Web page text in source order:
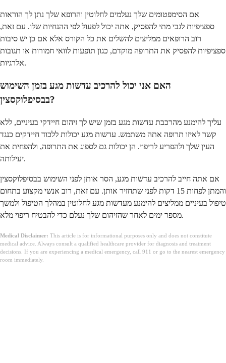
אם הסימפטומים שלך נעלמים לחלוטין והרופא שלך נתן לך הוראות
ספציפיות לגבי מתי להפסיק, אתה יכול לפעול לפי ההנחיות שלו. עם זאת,
רוב הרופאים ממליצים להשלים את כל הקורס אלא אם כן יש סיבות
ספציפיות להפסיק את התרופה מוקדם, כגון תופעות לוואי חמורות או תגובות
אלרגיות.
האם אני יכול להרכיב עדשות מגע בזמן השימוש
בבסיפלוקסצין?
עליך להימנע מהרכבת עדשות מגע בזמן שיש לך זיהום חיידקי בעיניים, ללא
קשר לאיזו תרופה אתה משתמש. עדשות מגע יכולות ללכוד חיידקים כנגד
העין שלך ולהפריע לריפוי. הן יכולות גם לספוג את התרופה, ולהפחית את
יעילותה.
אם אתה חייב להרכיב עדשות מגע, הסר אותן לפני השימוש בבסיפלוקסצין
והמתן לפחות 15 דקות לפני שתחזיר אותן. עם זאת, רוב אנשי מקצוע בתחום
טיפול בעיניים ממליצים להימנע מעדשות מגע לחלוטין במהלך הטיפול ולמשך
מספר ימים לאחר שהזיהום שלך נעלם כדי להבטיח ריפוי מלא.
Medical Disclaimer: This article is for informational purposes only and does not constitute
medical advice. Always consult a qualified healthcare provider for diagnosis and treatment
decisions. If you are experiencing a medical emergency, call 911 or go to the nearest emergency
room immediately.